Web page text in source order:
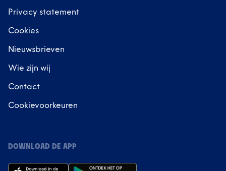
Privacy statement
Cookies
Nieuwsbrieven
Wie zijn wij
Contact
Cookievoorkeuren
DOWNLOAD DE APP